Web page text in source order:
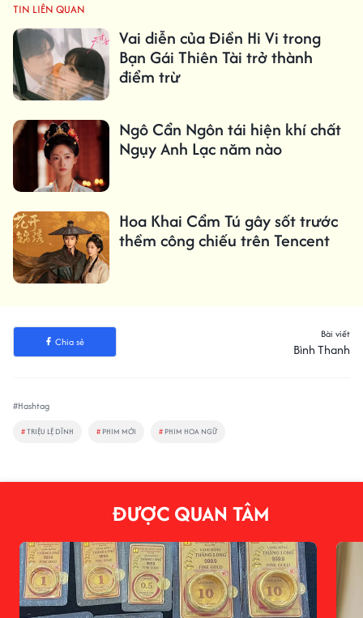
TIN LIÊN QUAN
Vai diễn của Điền Hi Vi trong
Bạn Gái Thiên Tài trở thành
điểm trừ
Ngô Cẩn Ngôn tái hiện khí chất
Ngụy Anh Lạc năm nào
Hoa Khai Cẩm Tú gây sốt trước
thềm công chiếu trên Tencent
Chia sẻ
Bài viết
Bình Thanh
#Hashtag
#TRIỆU LỆ DĨNH # PHIM MỚI # PHIM HOA NGỮ
ĐƯỢC QUAN TÂM